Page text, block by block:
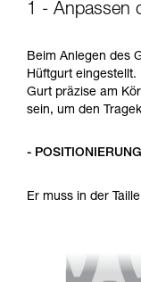
Sie ihn
noch
1 - Anpassen
Beim Anlegen des
Hüftgurt
Gurt präzise am
sein, um den
-
Er muss in der